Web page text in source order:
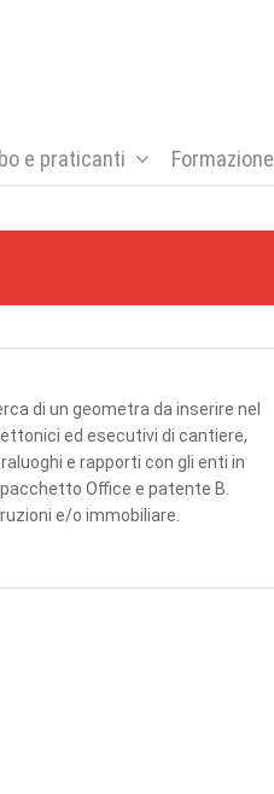
e praticanti Formazione
di un geometra da inserire nel
ed esecutivi di cantiere,
e rapporti con gli enti in
Office e patente B.
e/o immobiliare.